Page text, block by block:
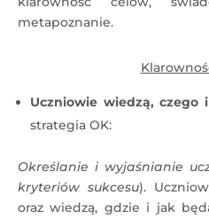
metapoznanie.
Uczniowie wiedzą, czego
strategia OK:
Określanie i wyjaśnianie
kryteriów sukcesu).
oraz wiedzą, gdzie i jak